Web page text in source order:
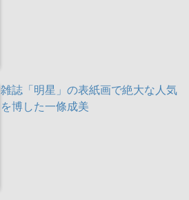
雑誌「明星」の表紙画で絶大な人気
を博した一條成美